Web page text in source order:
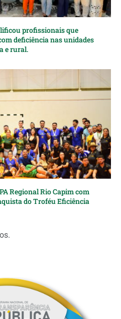
profissionais que
deficiência nas unidades
e rural.
Regional Rio Capim com
do Troféu Eficiência